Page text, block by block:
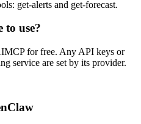
get-alerts and get-forecast.
to use?
for free. Any API keys or
service are set by its provider.